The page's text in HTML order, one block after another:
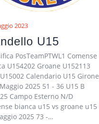
2023
U15
PosTeamPTWL1 Comense
U154202 Groane U152113
Calendario U15 Girone
2025 51 - 36 U15 B
Campo Esterno N/D
bianca u15 vs groane u15
2025 73 -…